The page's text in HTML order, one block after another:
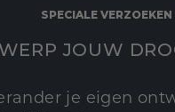
SPECIALE VERZOEKEN
JOUW
je eigen